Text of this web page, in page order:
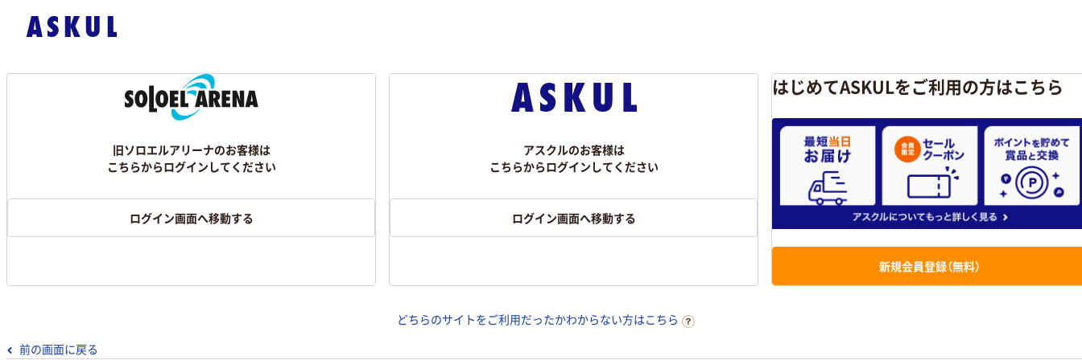
旧ソロエルアリーナのお客様は
こちらからログインしてください
ログイン画面へ移動する
アスクルのお客様は
こちらからログインしてください
ログイン画面へ移動する
はじめてASKULをご利用の方はこちら
新規会員登録（無料）
どちらのサイトをご利用だったかわからない方はこちら
前の画面に戻る